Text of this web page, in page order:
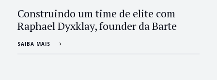
Construindo um time de elite com
Raphael Dyxklay, founder da Barte
SAIBA MAIS